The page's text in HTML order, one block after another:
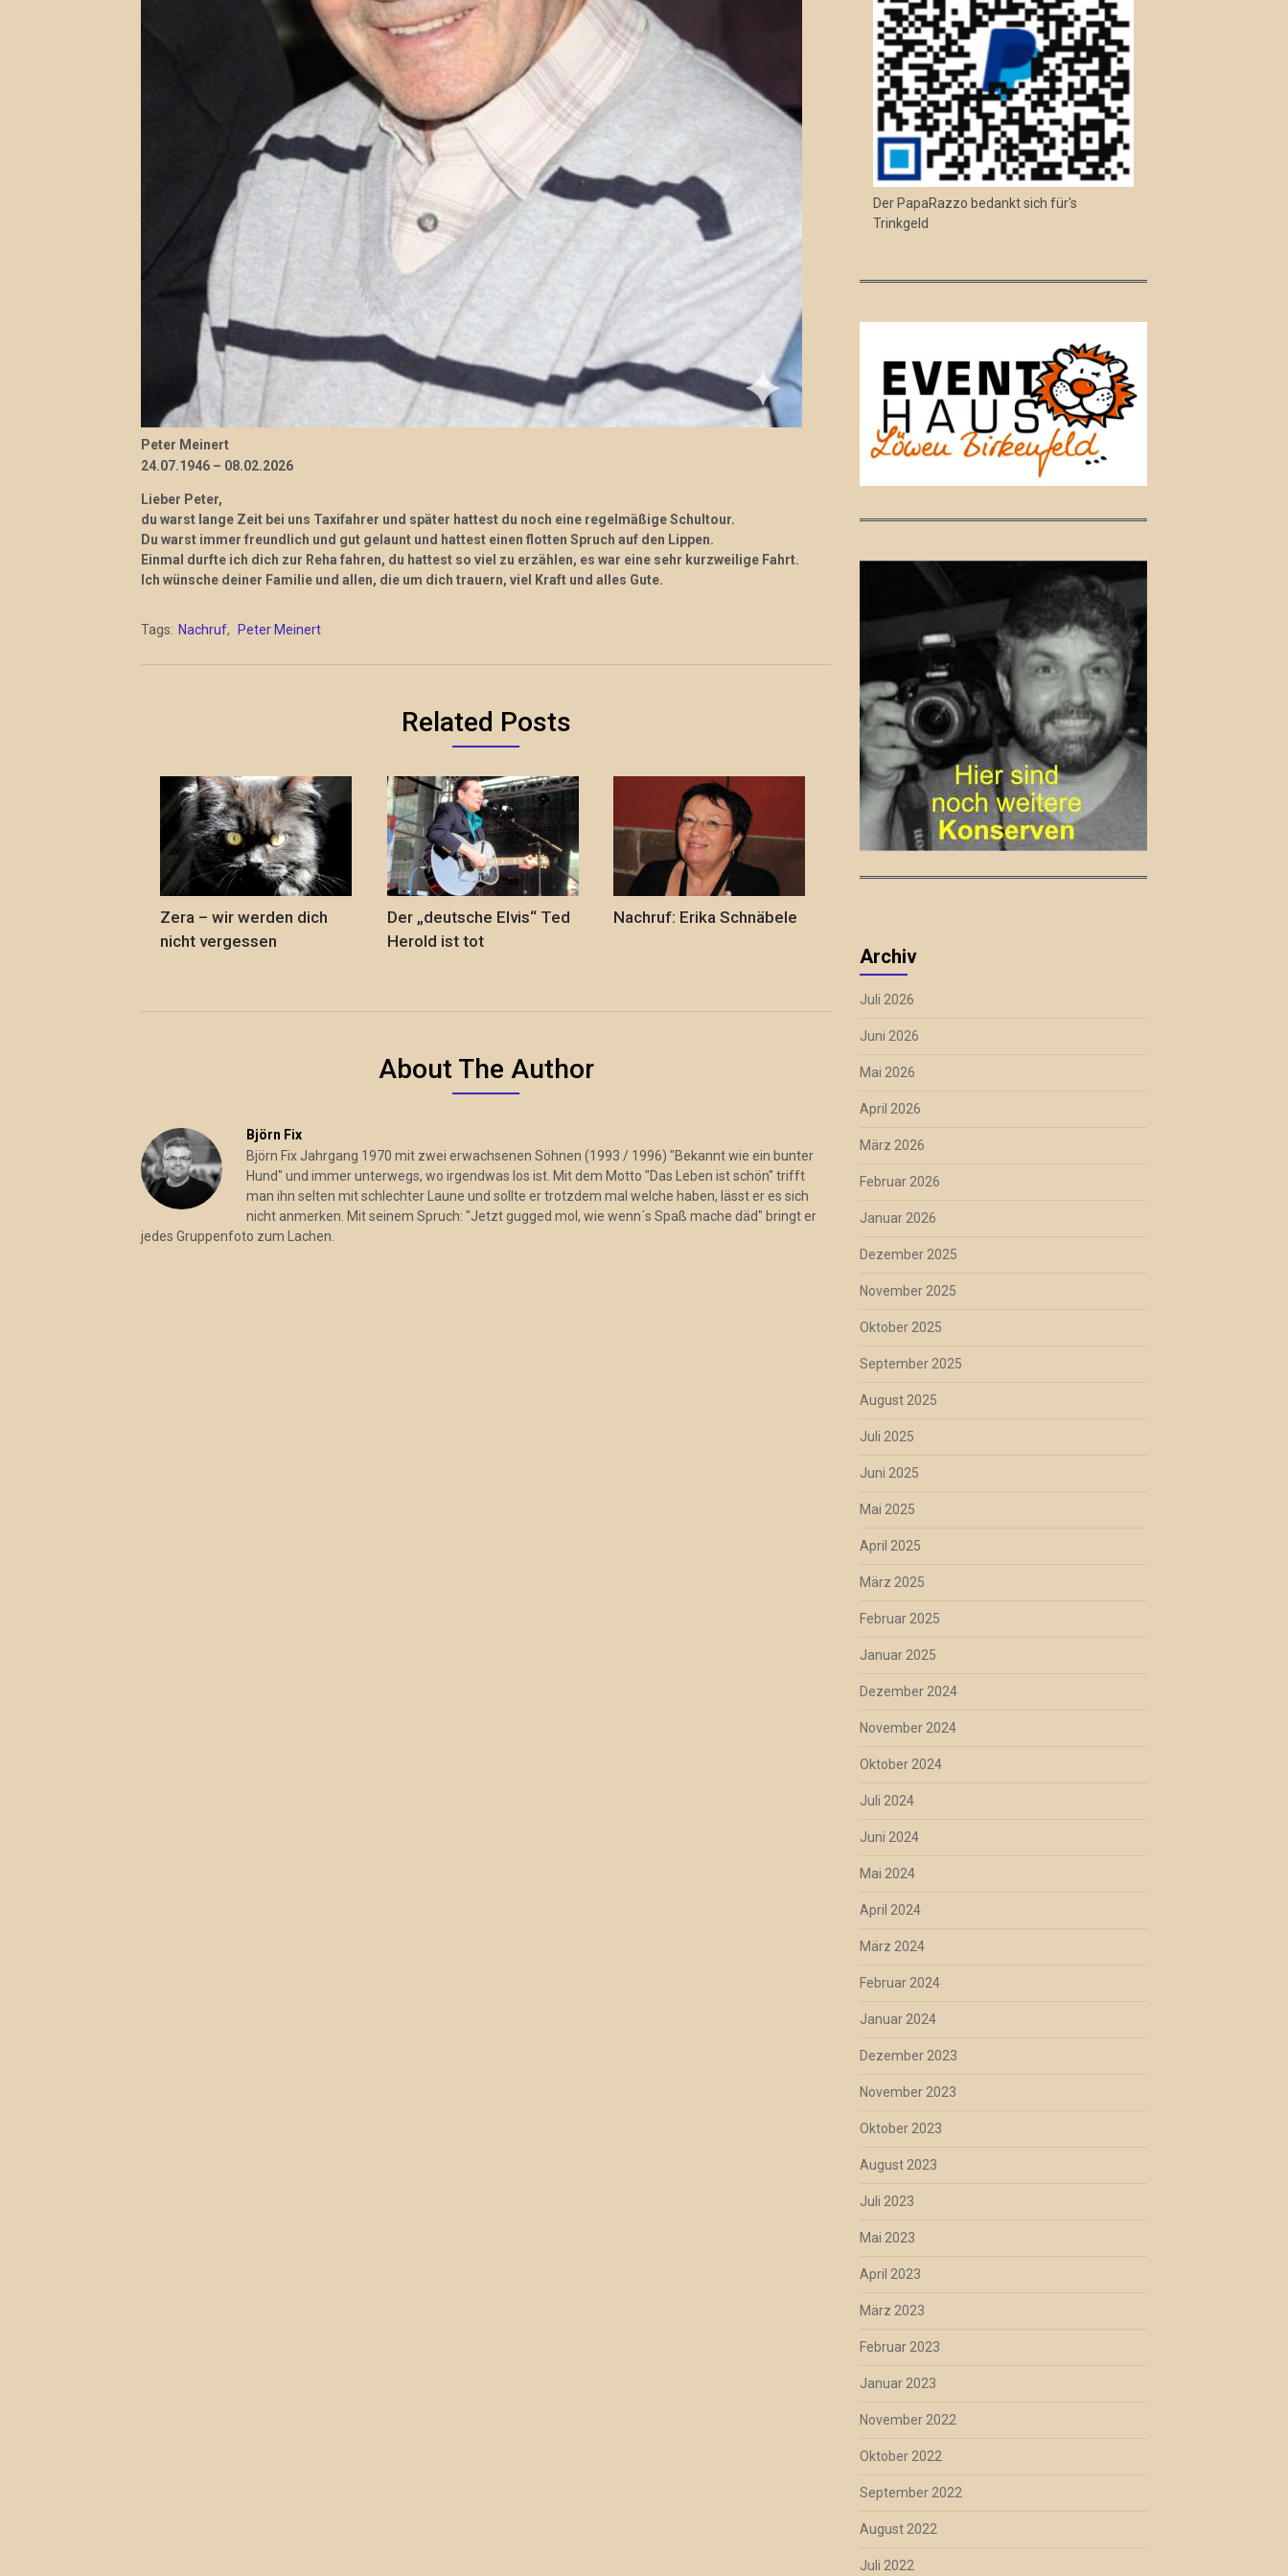
Peter Meinert
24.07.1946 – 08.02.2026
Lieber Peter,
du warst lange Zeit bei uns Taxifahrer und später hattest du noch eine regelmäßige Schultour.
Du warst immer freundlich und gut gelaunt und hattest einen flotten Spruch auf den Lippen.
Einmal durfte ich dich zur Reha fahren, du hattest so viel zu erzählen, es war eine sehr kurzweilige Fahrt.
Ich wünsche deiner Familie und allen, die um dich trauern, viel Kraft und alles Gute.
Tags: Nachruf, Peter Meinert
Related Posts
Zera – wir werden dich
nicht vergessen
Der „deutsche Elvis“ Ted
Herold ist tot
Nachruf: Erika Schnäbele
About The Author
Björn Fix
Björn Fix Jahrgang 1970 mit zwei erwachsenen Söhnen (1993 / 1996) "Bekannt wie ein bunter
Hund" und immer unterwegs, wo irgendwas los ist. Mit dem Motto "Das Leben ist schön" trifft
man ihn selten mit schlechter Laune und sollte er trotzdem mal welche haben, lässt er es sich
nicht anmerken. Mit seinem Spruch: "Jetzt gugged mol, wie wenn´s Spaß mache däd" bringt er
jedes Gruppenfoto zum Lachen.
Der PapaRazzo bedankt sich für's
Trinkgeld
Archiv
Juli 2026
Juni 2026
Mai 2026
April 2026
März 2026
Februar 2026
Januar 2026
Dezember 2025
November 2025
Oktober 2025
September 2025
August 2025
Juli 2025
Juni 2025
Mai 2025
April 2025
März 2025
Februar 2025
Januar 2025
Dezember 2024
November 2024
Oktober 2024
Juli 2024
Juni 2024
Mai 2024
April 2024
März 2024
Februar 2024
Januar 2024
Dezember 2023
November 2023
Oktober 2023
August 2023
Juli 2023
Mai 2023
April 2023
März 2023
Februar 2023
Januar 2023
November 2022
Oktober 2022
September 2022
August 2022
Juli 2022